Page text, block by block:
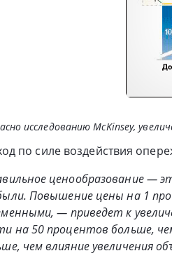
исследованию McKinsey,
по силе воздействия
ценообразование —
Повышение цены на 1
— приведет к
на 50 процентов больше,
чем влияние увеличения